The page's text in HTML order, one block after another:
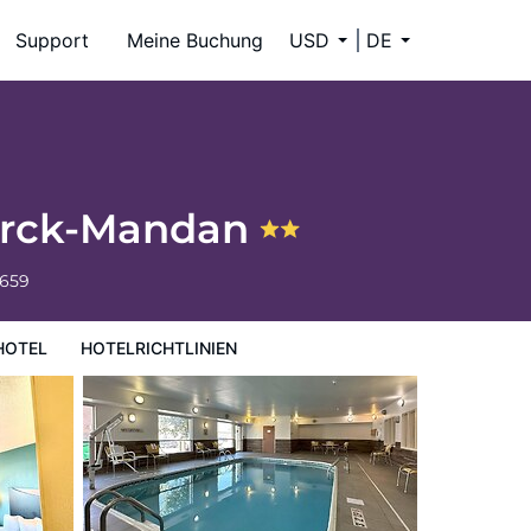
Support Meine Buchung USD DE
Mandan
HOTELRICHTLINIEN